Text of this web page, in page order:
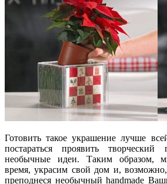
Готовить такое украшение лучше
постараться проявить
необычные идеи. Таким образом,
время, украсим свой дом и,
преподнеся необычный handmade